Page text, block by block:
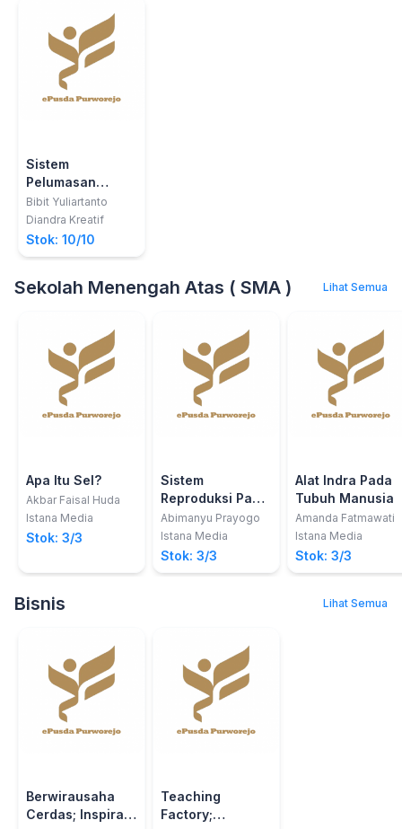
Sistem
Pelumasan
Mesin
Kendaraan
Ringan
Bibit Yuliartanto
Diandra Kreatif
Stok: 10/10
Sekolah Menengah Atas ( SMA ) Lihat Semua
Apa Itu Sel?
Akbar Faisal Huda
Istana Media
Stok: 3/3
Sistem
Reproduksi Pada
Tubuh Manusia
Abimanyu Prayogo
Istana Media
Stok: 3/3
Alat Indra Pada
Tubuh Manusia
Amanda Fatmawati
Istana Media
Stok: 3/3
Bisnis Lihat Semua
Berwirausaha
Cerdas; Inspirasi
Teaching
Factory;